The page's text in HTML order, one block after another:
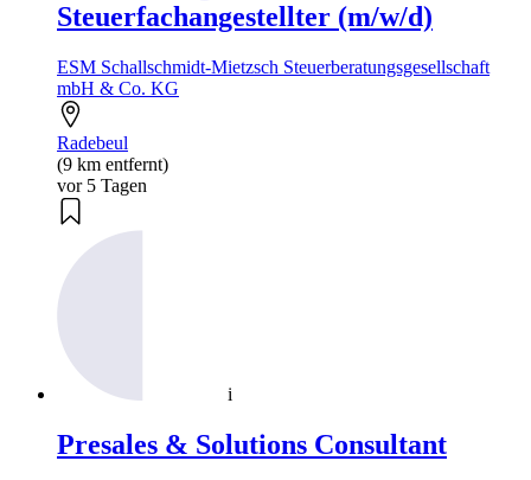
Steuerfachangestellter (m/w/d)
ESM Schallschmidt-Mietzsch Steuerberatungsgesellschaft
mbH & Co. KG
Radebeul
(9 km entfernt)
vor 5 Tagen
i
Presales & Solutions Consultant